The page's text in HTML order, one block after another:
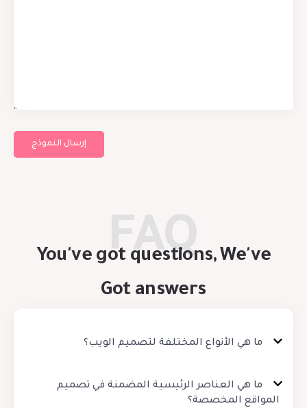
إرسال النموذج
You've got questions, We've
Got answers
ما هي الأنواع المختلفة لتصميم الويب؟
ما هي العناصر الرئيسية المضمنة في تصميم
المواقع المخصصة؟